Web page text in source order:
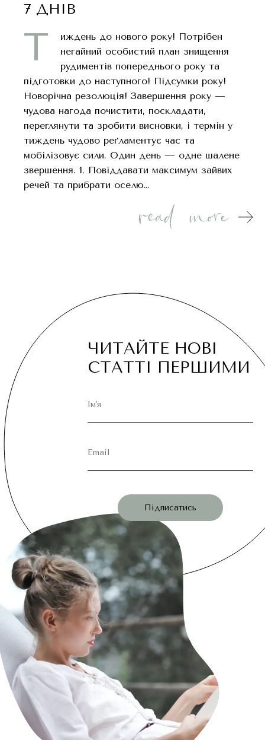
7 ДНІВ
Т
иждень до нового року! Потрібен
негайний особистий план знищення
рудиментів попереднього року та
підготовки до наступного! Підсумки року!
Новорічна резолюція! Завершення року —
чудова нагода почистити, поскладати,
переглянути та зробити висновки, і термін у
тиждень чудово реґламентує час та
мобілізовує сили. Один день — одне шалене
звершення. 1. Повіддавати максимум зайвих
речей та прибрати оселю…
ЧИТАЙТЕ НОВІ
СТАТТІ ПЕРШИМИ